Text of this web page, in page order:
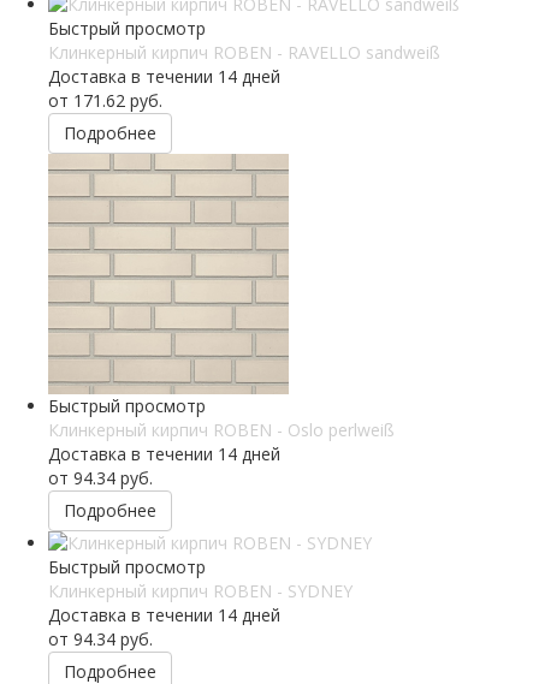
Быстрый просмотр
Клинкерный кирпич ROBEN - RAVELLO sandweiß
Доставка в течении 14 дней
от 171.62 руб.
Подробнее
Быстрый просмотр
Клинкерный кирпич ROBEN - Oslo perlweiß
Доставка в течении 14 дней
от 94.34 руб.
Подробнее
Быстрый просмотр
Клинкерный кирпич ROBEN - SYDNEY
Доставка в течении 14 дней
от 94.34 руб.
Подробнее